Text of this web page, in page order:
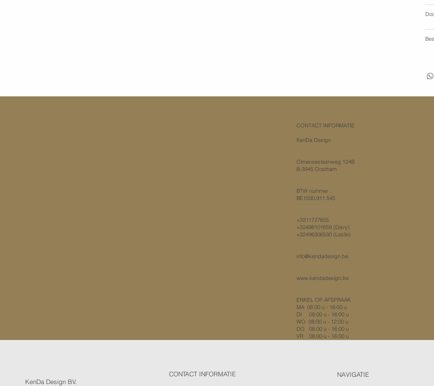
CONTACT INFORMATIE
KenDa Design
Olmensesteenweg 124B
B-3945 Oostham
​BTW nummer :
BE1030.911.545​
+3211727655
+32498101659 (Davy)
+32496306530 (Leslie)
​info@kendadesign.be
www.kendadesign.be
ENKEL OP AFSPRAAK
MA 08:00 u - 16:00 u
DI 08:00 u - 16:00 u
WO 08:00 u - 12:00 u
DO 08:00 u - 16:00 u
VR 08:00 u - 16:00 u
KenDa Design BV.
CONTACT INFORMATIE NAVIGATIE